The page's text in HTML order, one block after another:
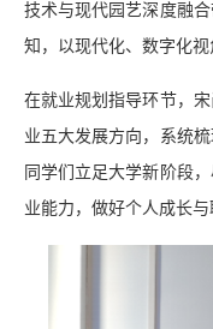
技术与现代园艺深度融
知，以现代化、数字化视
在就业规划指导环节，
业五大发展方向，系统
同学们立足大学新阶段
业能力，做好个人成长与